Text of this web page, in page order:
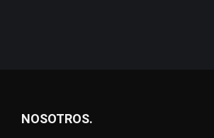
NOSOTROS.